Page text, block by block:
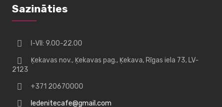
Sazināties
I-VII: 9.00-22.00
Ķekavas nov., Ķekavas pag., Ķekava, Rīgas iela 73, LV-
2123
+371 20670000
ledenitecafe@gmail.com